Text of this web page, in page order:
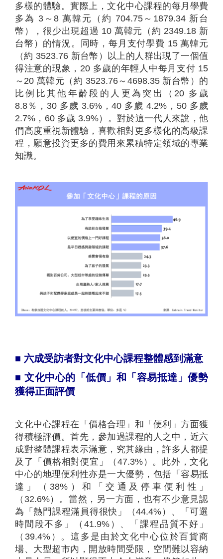
多樣的體驗。實際上，文化中心課程的每月學費
多為 3～8 萬韓元（約 704.75～1879.34 新台
幣），很少出現超過 10 萬韓元（約 2349.18 新
台幣）的情況。同時，每月支付學費 15 萬韓元
（約 3523.76 新台幣）以上的人群出現了一個值
得注意的現象，20 多歲的年輕人中每月支付 15
～20 萬韓元（約 3523.76～4698.35 新台幣）的
比例比其他年齡段的人更為突出（20 多歲
8.8％，30 多歲 3.6%，40 多歲 4.2%，50 多歲
2.7%，60 多歲 3.9%）。對於這一代人來說，他
們高度重視新體驗，喜歡相對更多樣化的高級課
程，願意投資更多的費用來累積特定領域的專業
知識。
■ 六成受訪者對文化中心課程整體感到滿意
■ 文化中心的「低價」和「容易抵達」優勢
獲得正面評價
文化中心課程在「價格合理」和「便利」方面獲
得積極評價。首先，參加過課程的人之中，近六
成對整體課程表示滿意，究其緣由，許多人都提
及了「價格相對便宜」（47.3%）。此外，文化
中心的地理便利性亦是一大優勢，包括「容易抵
達」（38%）和「交通及停車便利性」
（32.6%）。當然，另一方面，也有不少意見認
為「熱門課程滿員得很快」（44.4%）、「可選
時間段不多」（41.9%）、「課程品質不好」
（39.4%）。這多是由於文化中心位於百貨商
場、大型超市內，開放時間受限，空間難以容納